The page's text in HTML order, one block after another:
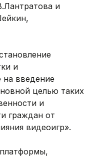
и
и
на введение
целью таких
и
граждан от
видеоигр».